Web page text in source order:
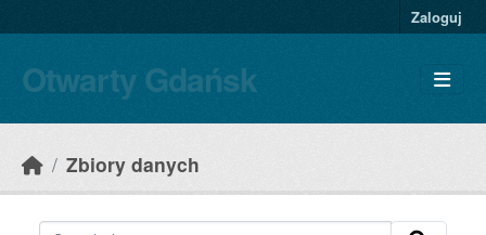
Zaloguj
Otwarty Gdańsk
Zbiory danych